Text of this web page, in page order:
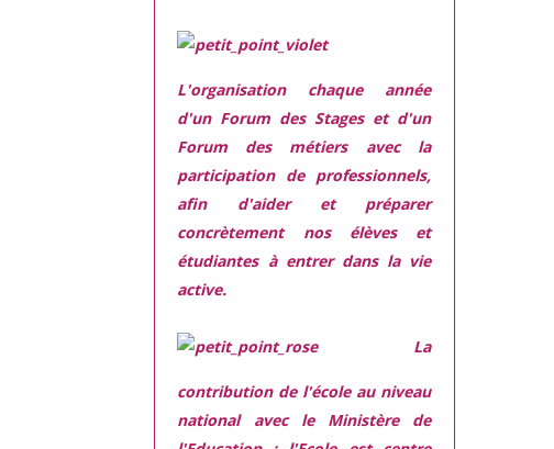
L'organisation chaque année
d'un Forum des Stages et d'un
Forum des métiersavec la
participation de professionnels,
afin d'aider et préparer
concrètement nos élèves et
étudiantes à entrer dans la vie
active.
La
contribution de l'école au niveau
national avec le Ministère de